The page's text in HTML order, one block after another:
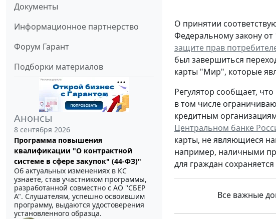
Документы
Информационное партнерство
Форум Гарант
Подборки материалов
Анонсы
8 сентября 2026
Программа повышения
квалификации "О контрактной
системе в сфере закупок" (44-ФЗ)"
Об актуальных изменениях в КС
узнаете, став участником программы,
разработанной совместно с АО ''СБЕР
А". Слушателям, успешно освоившим
программу, выдаются удостоверения
установленного образца.
О принятии
Федеральному закону
защите прав
был завершиться
карты "Мир", которые
Регулятор сообщает,
в том числе
кредитным
Центральном банке
карты, не являющиеся
например, наличными
для граждан сохраняется
Все важные